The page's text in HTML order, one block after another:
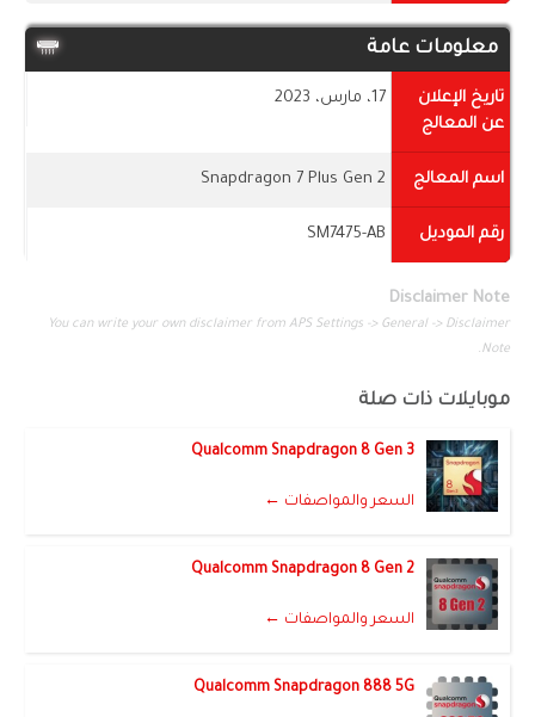
معلومات عامة
تاريخ الإعلان
عن المعالج
17، مارس، 2023
اسم المعالج Snapdragon 7 Plus Gen 2
رقم الموديل SM7475-AB
Disclaimer Note
You can write your own disclaimer from APS Settings -> General -> Disclaimer
Note.
موبايلات ذات صلة
Qualcomm Snapdragon 8 Gen 3
السعر والمواصفات ←
Qualcomm Snapdragon 8 Gen 2
السعر والمواصفات ←
Qualcomm Snapdragon 888 5G